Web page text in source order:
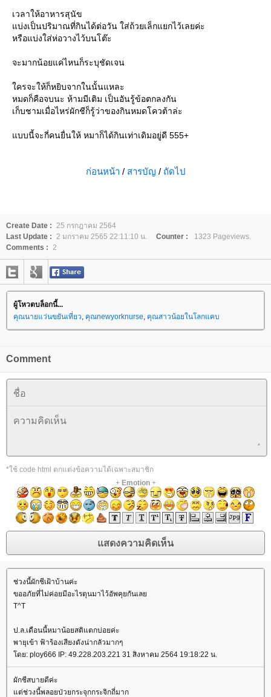
เวลาให้อาหารสุนัข
บ่งเป็นปริมาณที่กินได้ต่อวัน ใส่ถ้วยเล็กแยกไว้เลยค่ะ
หรือแบ่งใส่ห่อวางไว้บนโต๊ะ
จะมากน้อยแค่ไหนก็ระบุชัดเจน
ครจะให้ก็หยิบจากในนั้นแหละ
หมดก็คือจบนะ ห้ามมีเติม เป็นอันรู้ข้อตกลงกัน
เก็บชามเมื่อไหร่ผักชีก็รู้ว่าของกินหมดโควต้าล่ะ
บบนี้จะกี่คนยื่นให้ หมาก็ได้กินเท่าเดิมอยู่ดี 555+
ก่อนหน้า / สารบัญ / ถัดไป
Create Date : 25 กรกฎาคม 2564
Last Update : 2 มกราคม 2565 22:11:10 น. Counter :
1323 Pageviews.
Comments : 2
ผู้โหวตบล็อกนี้...
คุณนายแว่นขยันเที่ยว, คุณnewyorknurse, คุณสาวน้อยในโลกแคบ
Comment
*ใช้ code html ตกแต่งข้อความได้เฉพาะสมาชิก
+ Emotion+
ช่วงนี้ผักชีเฝ้าบ้านค่ะ
ขออภัยที่ไม่ค่อยมีอะไรตุนมาไว้อัพคุยกันเล
T^T
ป.ล.เดือนนี้หมาน้อยสติแตกบ่อยค่ะ
พายุเข้า ฟ้าร้องเสียงดังน่ากลัวมากๆ
ดย: ploy666 IP: 49.228.203.221 31 สิงหาคม 2564 19:18:22 น.
ผักชีสบายดีค่ะ
ต่ช่วงนี้พลอยป่วยกระจุกกระจิกถี่มาก